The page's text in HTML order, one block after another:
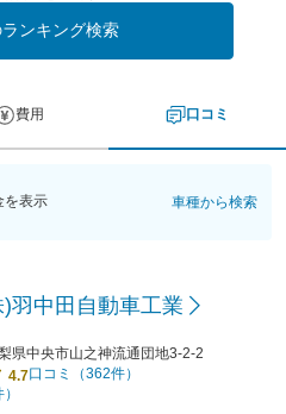
ンキング検索
費用 口コミ
を表示 車種から検索
羽中田自動車工業
県中央市山之神流通団地3-2-2
4.7口コミ（362件）